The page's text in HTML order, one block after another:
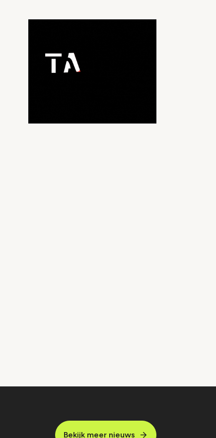
Bekijk meer nieuws